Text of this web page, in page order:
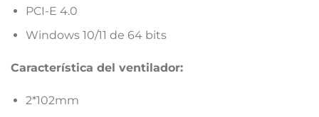
PCI-E 4.0
Windows 10/11 de 64 bits
Característica del ventilador:
2*102mm